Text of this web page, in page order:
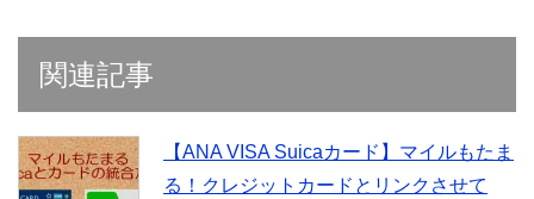
関連記事
【ANA VISA Suicaカード】マイルもたま
る！クレジットカードとリンクさせて